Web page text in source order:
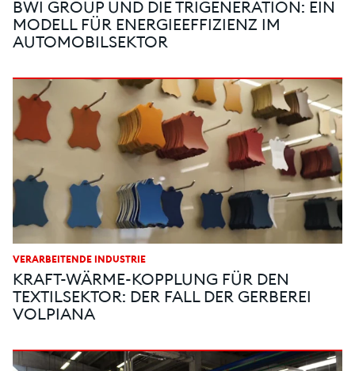
BWI GROUP UND DIE TRIGENERATION: EIN
MODELL FÜR ENERGIEEFFIZIENZ IM
AUTOMOBILSEKTOR
VERARBEITENDE INDUSTRIE
KRAFT-WÄRME-KOPPLUNG FÜR DEN
TEXTILSEKTOR: DER FALL DER GERBEREI
VOLPIANA